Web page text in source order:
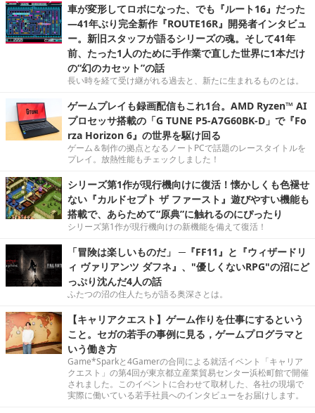
車が変形してロボになった、でも『ルート16』だった
―41年ぶり完全新作『ROUTE16R』開発者インタビュ
ー。新旧スタッフが語るシリーズの魂。そして41年
前、たった1人のために手作業で直した世界に1本だけ
の“幻のカセット”の話
長い時を経て受け継がれる過去と、新たに生まれるものとは。
ゲームプレイも録画配信もこれ1台。AMD Ryzen™ AI
プロセッサ搭載の「G TUNE P5-A7G60BK-D」で『Fo
rza Horizon 6』の世界を駆け回る
ゲーム＆制作の拠点となるノートPCで話題のレースタイトルを
プレイ。放熱性能もチェックしました！
シリーズ第1作が現行機向けに復活！懐かしくも色褪せ
ない『カルドセプト ザ ファースト』遊びやすい機能も
搭載で、あらためて“原典”に触れるのにぴったり
シリーズ第1作が現行機向けの新機能を備えて復活！
「冒険は楽しいものだ」 ─『FF11』と『ウィザードリ
ィ ヴァリアンツ ダフネ』、"優しくないRPG"の沼にど
っぷり沈んだ4人の話
ふたつの沼の住人たちが語る奥深さとは。
【キャリアクエスト】ゲーム作りを仕事にするという
こと。セガの若手の事例に見る，ゲームプログラマと
いう働き方
Game*Sparkと4Gamerの合同による就活イベント「キャリア
クエスト」の第4回が東京都立産業貿易センター浜松町館で開催
されました。このイベントに合わせて取材した、各社の現場で
実際に働いている若手社員へのインタビューをお届けします。